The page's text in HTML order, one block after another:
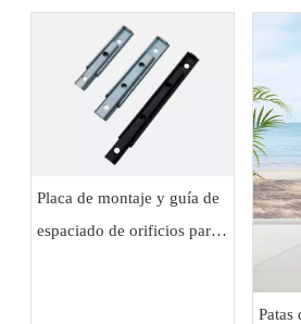
Placa de montaje y guía de
espaciado de orificios para
Patas